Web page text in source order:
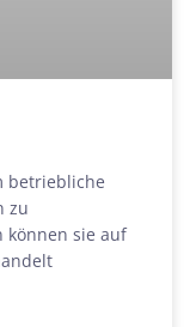
betriebliche
zu
können sie auf